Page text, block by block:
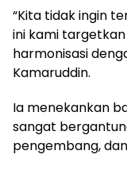
“Kita tidak ingin
ini kami
harmonisasi
Kamaruddin.
Ia menekankan
sangat
pengembang,